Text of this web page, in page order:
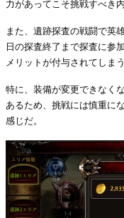
力があってこそ挑戦すべき内
また、遺跡探査の戦闘で英
日の探査終了まで探査に参
メリットが付与されてしまう
特に、装備が変更できなく
あるため、挑戦には慎重に
感じだ。